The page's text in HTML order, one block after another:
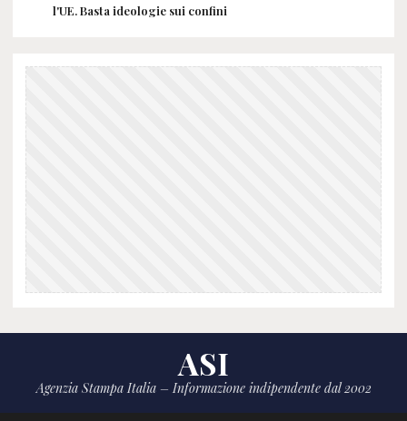
l'UE. Basta ideologie sui confini
ASI
Agenzia Stampa Italia – Informazione indipendente dal 2002